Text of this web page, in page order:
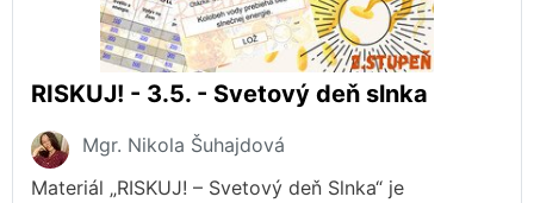
RISKUJ! - 3.5. - Svetový deň slnka
Mgr. Nikola Šuhajdová
Materiál „RISKUJ! – Svetový deň Slnka“ je